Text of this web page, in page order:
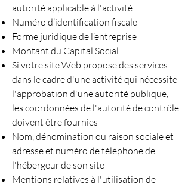
autorité applicable à l'activité
Numéro d’identification fiscale
Forme juridique de l’entreprise
Montant du Capital Social
Si votre site Web propose des services
dans le cadre d'une activité qui nécessite
l'approbation d'une autorité publique,
les coordonnées de l'autorité de contrôle
doivent être fournies
Nom, dénomination ou raison sociale et
adresse et numéro de téléphone de
l'hébergeur de son site
Mentions relatives à l'utilisation de